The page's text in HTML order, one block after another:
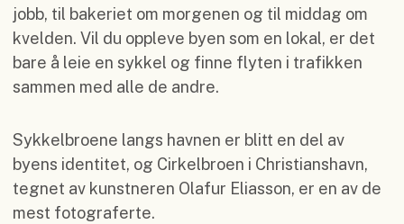
jobb, til bakeriet om morgenen og til middag om
kvelden. Vil du oppleve byen som en lokal, er det
bare å leie en sykkel og finne flyten i trafikken
sammen med alle de andre.
Sykkelbroene langs havnen er blitt en del av
byens identitet, og Cirkelbroen i Christianshavn,
tegnet av kunstneren Olafur Eliasson, er en av de
mest fotograferte.